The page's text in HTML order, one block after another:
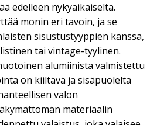
edelleen nykyaikaiselta.
monin eri tavoin, ja se
sisustustyyppien kanssa,
tai vintage-tyylinen.
alumiinista valmistettu
on kiiltävä ja sisäpuolelta
valon
materiaalin